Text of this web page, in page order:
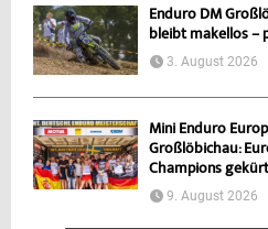
Enduro DM
bleibt makellos –
3. August 2026
Mini Enduro
Großlöbichau:
Champions gekürt
9. August 2026